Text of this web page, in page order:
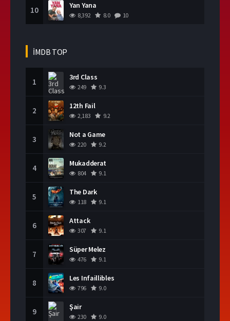
10 Yan Yana
8,392 8.0 10
İMDB TOP
1 3rd Class
249 9.3
2 12th Fail
2,183 9.2
3 Not a Game
220 9.2
4 Mukadderat
804 9.1
5 The Dark
118 9.1
6 Attack
307 9.1
7 Süper Melez
476 9.1
8 Les Infaillibles
796 9.0
9 Şair
230 9.0